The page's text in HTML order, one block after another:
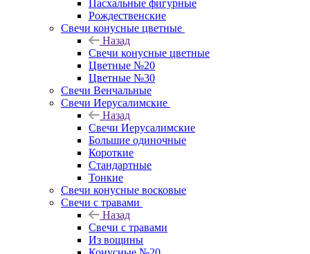
Пасхальные фигурные
Рождественские
Свечи конусные цветные
Назад
Свечи конусные цветные
Цветные №20
Цветные №30
Свечи Венчальные
Свечи Иерусалимские
Назад
Свечи Иерусалимские
Большие одиночные
Короткие
Стандартные
Тонкие
Свечи конусные восковые
Свечи с травами
Назад
Свечи с травами
Из вощины